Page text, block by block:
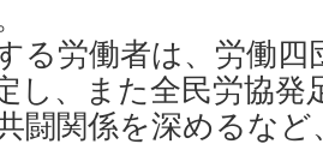
る労働者は、労働四
し、また全民労協発
闘関係を深めるな